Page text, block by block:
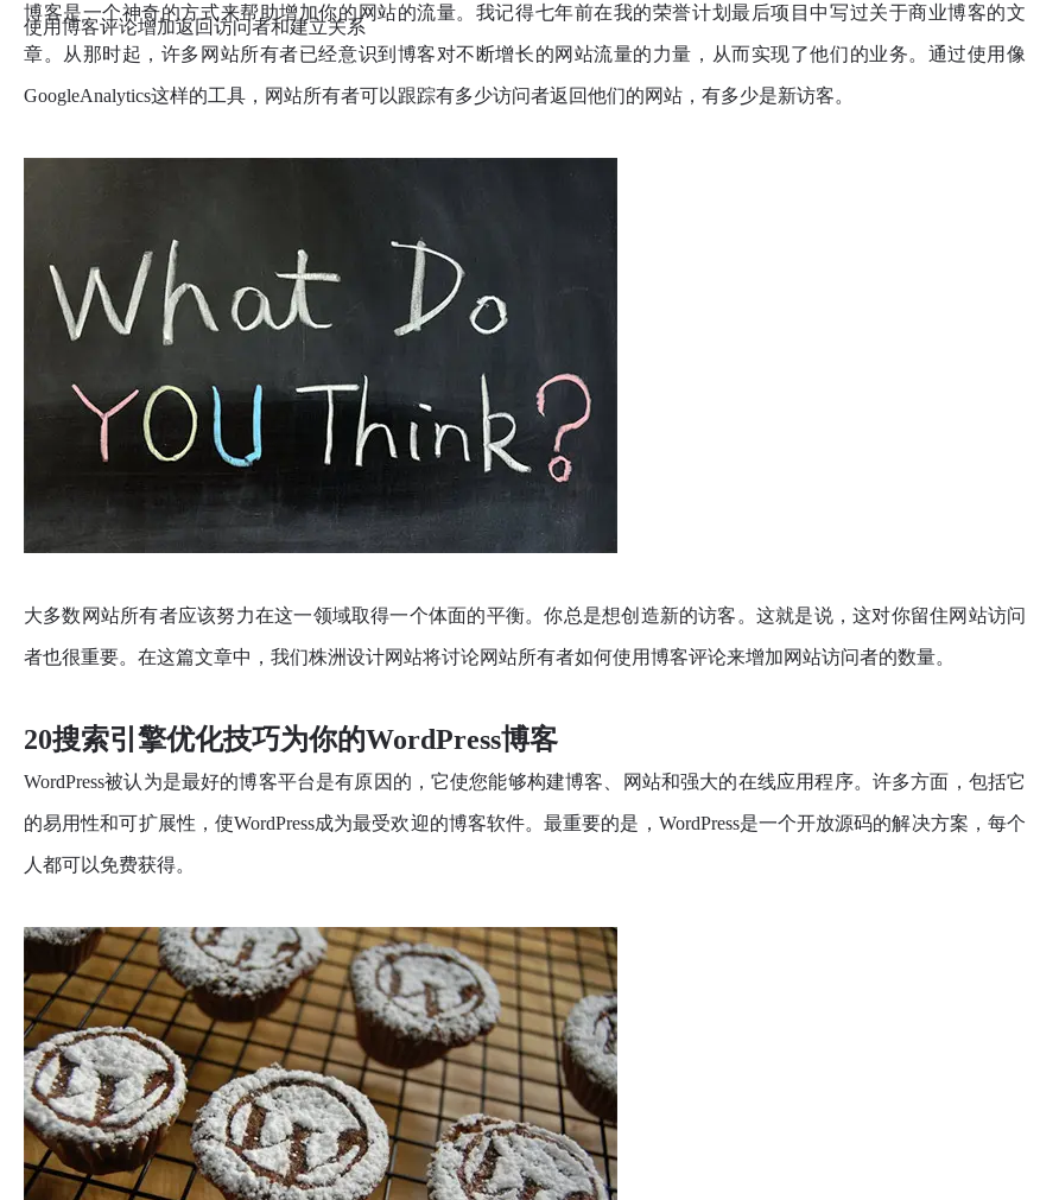
使用博客评论增加返回访问者和建立关系
博客是一个神奇的方式来帮助增加你的网站的流量。我记得七年前在我的荣誉计划最后项目中写过关于商业博客的文
章。从那时起，许多网站所有者已经意识到博客对不断增长的网站流量的力量，从而实现了他们的业务。通过使用像
GoogleAnalytics这样的工具，网站所有者可以跟踪有多少访问者返回他们的网站，有多少是新访客。
大多数网站所有者应该努力在这一领域取得一个体面的平衡。你总是想创造新的访客。这就是说，这对你留住网站访问
者也很重要。在这篇文章中，我们株洲设计网站将讨论网站所有者如何使用博客评论来增加网站访问者的数量。
20搜索引擎优化技巧为你的WordPress博客
WordPress被认为是最好的博客平台是有原因的，它使您能够构建博客、网站和强大的在线应用程序。许多方面，包括它
的易用性和可扩展性，使WordPress成为最受欢迎的博客软件。最重要的是，WordPress是一个开放源码的解决方案，每个
人都可以免费获得。